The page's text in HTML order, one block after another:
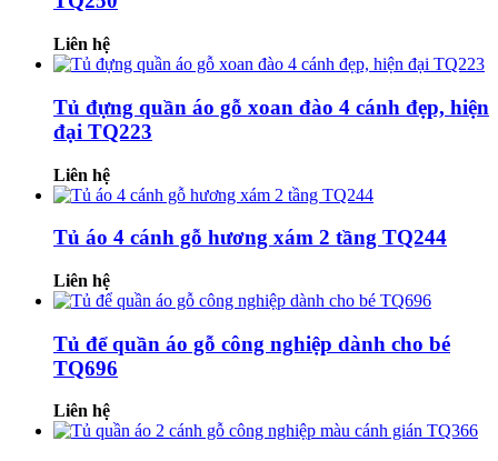
Liên hệ
Tủ đựng quần áo gỗ xoan đào 4 cánh đẹp, hiện
đại TQ223
Liên hệ
Tủ áo 4 cánh gỗ hương xám 2 tầng TQ244
Liên hệ
Tủ để quần áo gỗ công nghiệp dành cho bé
TQ696
Liên hệ